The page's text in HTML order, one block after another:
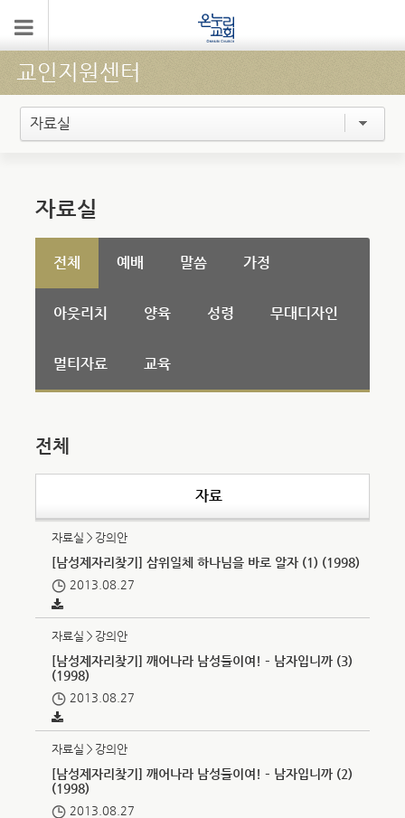
교인지원센터
자료실
자료실
전체 예배 말씀 가정
아웃리치 양육 성령 무대디자인
멀티자료 교육
전체
자료
자료실＞강의안
[남성제자리찾기] 삼위일체 하나님을 바로 알자 (1) (1998)
2013.08.27
자료실＞강의안
[남성제자리찾기] 깨어나라 남성들이여! – 남자입니까 (3)
(1998)
2013.08.27
자료실＞강의안
[남성제자리찾기] 깨어나라 남성들이여! – 남자입니까 (2)
(1998)
2013.08.27